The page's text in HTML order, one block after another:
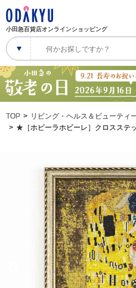
小田急百貨店オンラインショッピング
TOP リビング・ヘルス＆ビューティ
★［ホビーラホビーレ］クロスステ